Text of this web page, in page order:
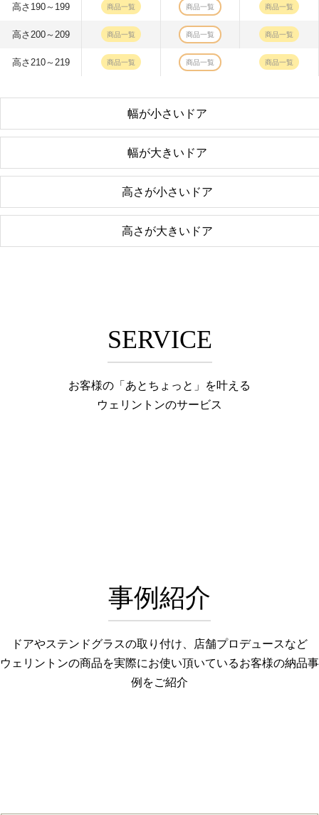
高さ190～199 商品一覧 商品一覧 商品一覧
高さ200～209 商品一覧 商品一覧 商品一覧
高さ210～219 商品一覧 商品一覧 商品一覧
幅が小さいドア
幅が大きいドア
高さが小さいドア
高さが大きいドア
SERVICE
お客様の「あとちょっと」を叶える
ウェリントンのサービス
事例紹介
ドアやステンドグラスの取り付け、店舗プロデュースなど
ウェリントンの商品を実際にお使い頂いているお客様の納品事
例をご紹介